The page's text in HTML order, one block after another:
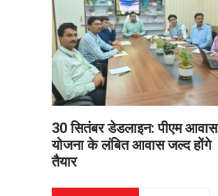
30 सितंबर डेडलाइन: पीएम आवास
योजना के लंबित आवास जल्द होंगे
तैयार